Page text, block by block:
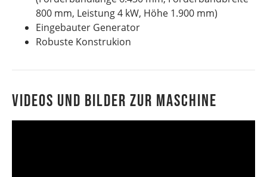
800 mm, Leistung 4 kW, Höhe 1.900 mm)
Eingebauter Generator
Robuste Konstrukion
Videos und Bilder zur Maschine